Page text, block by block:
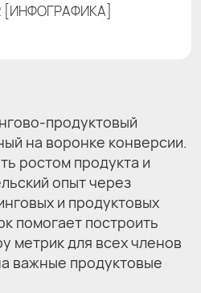
продуктовый
на воронке конверсии.
ростом продукта и
опыт через
и продуктовых
помогает построить
метрик для всех членов
важные продуктовые
[ИНФОГРАФИКА]